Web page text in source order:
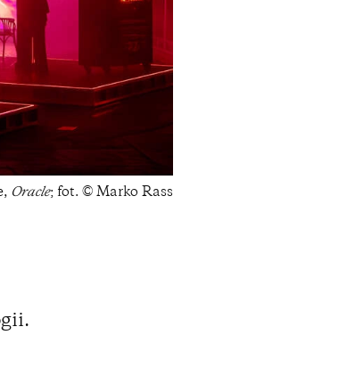
Oracle; fot. © Marko Rass